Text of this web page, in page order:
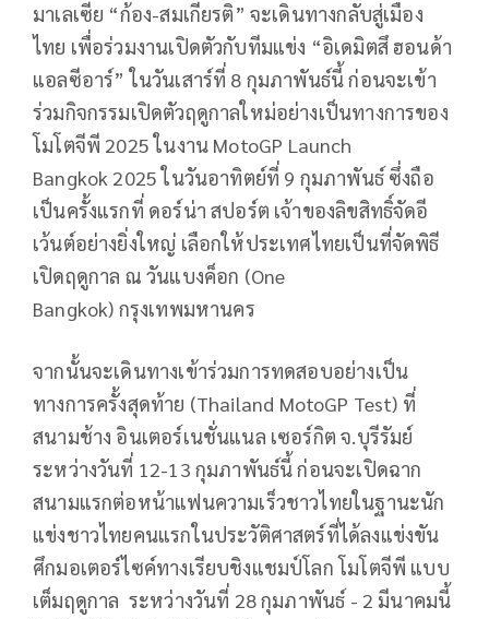
มาเลเซีย “ก้อง-สมเกียรติ” จะเดินทางกลับสู่เมือง
ไทย เพื่อร่วมงานเปิดตัวกับทีมแข่ง “อิเดมิตสึ ฮอนด้า
แอลซีอาร์” ในวันเสาร์ที่ 8 กุมภาพันธ์นี้ ก่อนจะเข้า
ร่วมกิจกรรมเปิดตัวฤดูกาลใหม่อย่างเป็นทางการของ
โมโตจีพี 2025 ในงาน MotoGP Launch
Bangkok 2025 ในวันอาทิตย์ที่ 9 กุมภาพันธ์ ซึ่งถือ
เป็นครั้งแรกที่ ดอร์น่า สปอร์ต เจ้าของลิขสิทธิ์จัดอี
เว้นต์อย่างยิ่งใหญ่ เลือกให้ประเทศไทยเป็นที่จัดพิธี
เปิดฤดูกาล ณ วันแบงค็อก (One
Bangkok) กรุงเทพมหานคร
จากนั้นจะเดินทางเข้าร่วมการทดสอบอย่างเป็น
ทางการครั้งสุดท้าย (Thailand MotoGP Test) ที่
สนามช้าง อินเตอร์เนชั่นแนล เซอร์กิต จ.บุรีรัมย์
ระหว่างวันที่ 12-13 กุมภาพันธ์นี้ ก่อนจะเปิดฉาก
สนามแรกต่อหน้าแฟนความเร็วชาวไทยในฐานะนัก
แข่งชาวไทยคนแรกในประวัติศาสตร์ที่ได้ลงแข่งขัน
ศึกมอเตอร์ไซค์ทางเรียบชิงแชมป์โลก โมโตจีพี แบบ
เต็มฤดูกาล ระหว่างวันที่ 28 กุมภาพันธ์ - 2 มีนาคมนี้